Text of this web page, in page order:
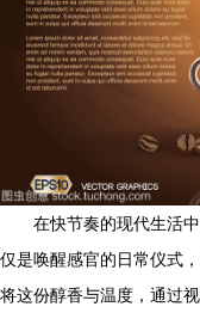
在快节奏的现代生活
仅是唤醒感官的日常仪式
将这份醇香与温度，通过